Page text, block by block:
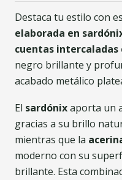
Destaca tu estilo con
elaborada en
cuentas intercaladas
negro brillante y
acabado metálico
El sardónixaporta un
gracias a su brillo
mientras que la
moderno con su
brillante. Esta